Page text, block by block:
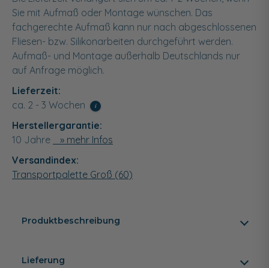
Sie mit Aufmaß oder Montage wünschen. Das
fachgerechte Aufmaß kann nur nach abgeschlossenen
Fliesen- bzw. Silikonarbeiten durchgeführt werden.
Aufmaß- und Montage außerhalb Deutschlands nur
auf Anfrage möglich.
Lieferzeit:
ca. 2 - 3 Wochen
i
Herstellergarantie:
10 Jahre
» mehr Infos
Versandindex:
Transportpalette Groß (60)
Produktbeschreibung
Lieferung